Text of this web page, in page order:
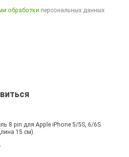
обработки персональных данных
8 pin для Apple iPhone 5/5S, 6/6S
15 см).